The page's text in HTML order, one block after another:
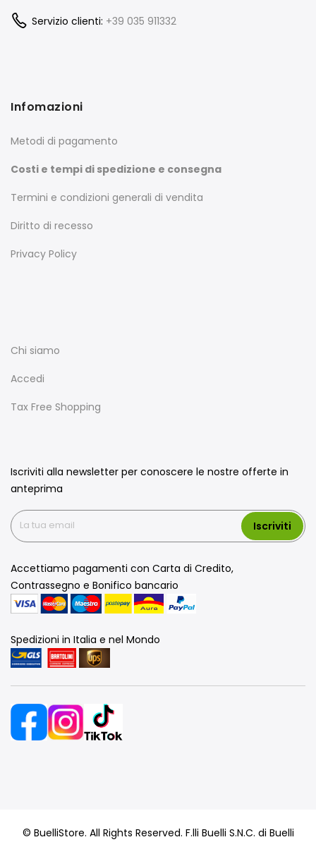
Servizio clienti: +39 035 911332
Infomazioni
Metodi di pagamento
Costi e tempi di spedizione e consegna
Termini e condizioni generali di vendita
Diritto di recesso
Privacy Policy
Chi siamo
Accedi
Tax Free Shopping
Iscriviti alla newsletter per conoscere le nostre offerte in
anteprima
Iscriviti
Accettiamo pagamenti con Carta di Credito,
Contrassegno e Bonifico bancario
Spedizioni in Italia e nel Mondo
© BuelliStore. All Rights Reserved. F.lli Buelli S.N.C. di Buelli